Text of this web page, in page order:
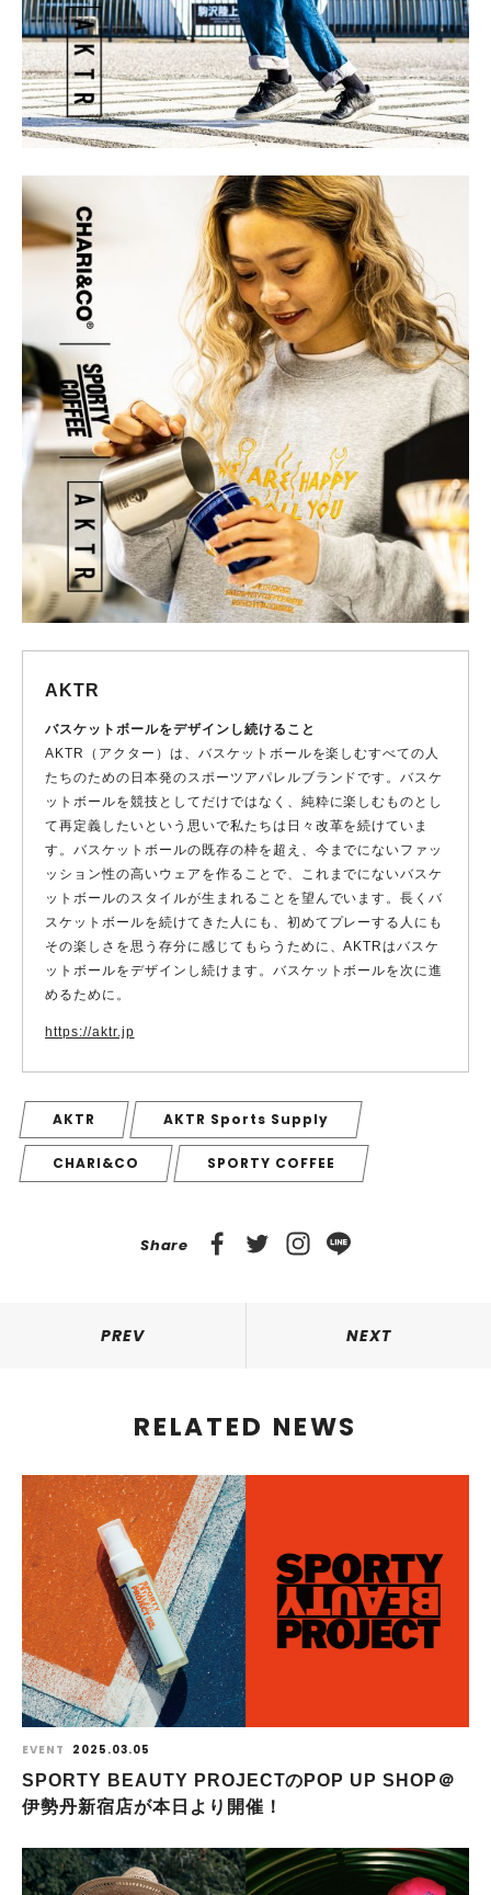
AKTR
バスケットボールをデザインし続けること
AKTR（アクター）は、バスケットボールを楽しむすべての人
たちのための日本発のスポーツアパレルブランドです。バスケ
ットボールを競技としてだけではなく、純粋に楽しむものとし
て再定義したいという思いで私たちは日々改革を続けていま
す。バスケットボールの既存の枠を超え、今までにないファッ
ッション性の高いウェアを作ることで、これまでにないバスケ
ットボールのスタイルが生まれることを望んでいます。長くバ
スケットボールを続けてきた人にも、初めてプレーする人にも
その楽しさを思う存分に感じてもらうために、AKTRはバスケ
ットボールをデザインし続けます。バスケットボールを次に進
めるために。
https://aktr.jp
AKTR AKTR Sports Supply
CHARI&CO SPORTY COFFEE
Share
PREV NEXT
RELATED NEWS
EVENT 2025.03.05
SPORTY BEAUTY PROJECTのPOP UP SHOP＠
伊勢丹新宿店が本日より開催！